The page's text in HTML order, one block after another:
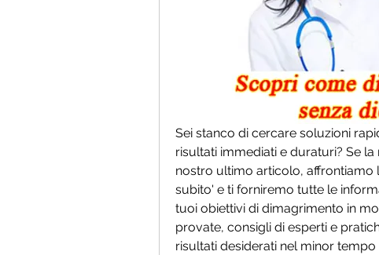
Sei stanco di cercare soluzioni
risultati immediati e duraturi? Se
nostro ultimo articolo,
subito' e ti forniremo tutte le
tuoi obiettivi di dimagrimento in
provate, consigli di esperti e
risultati desiderati nel minor